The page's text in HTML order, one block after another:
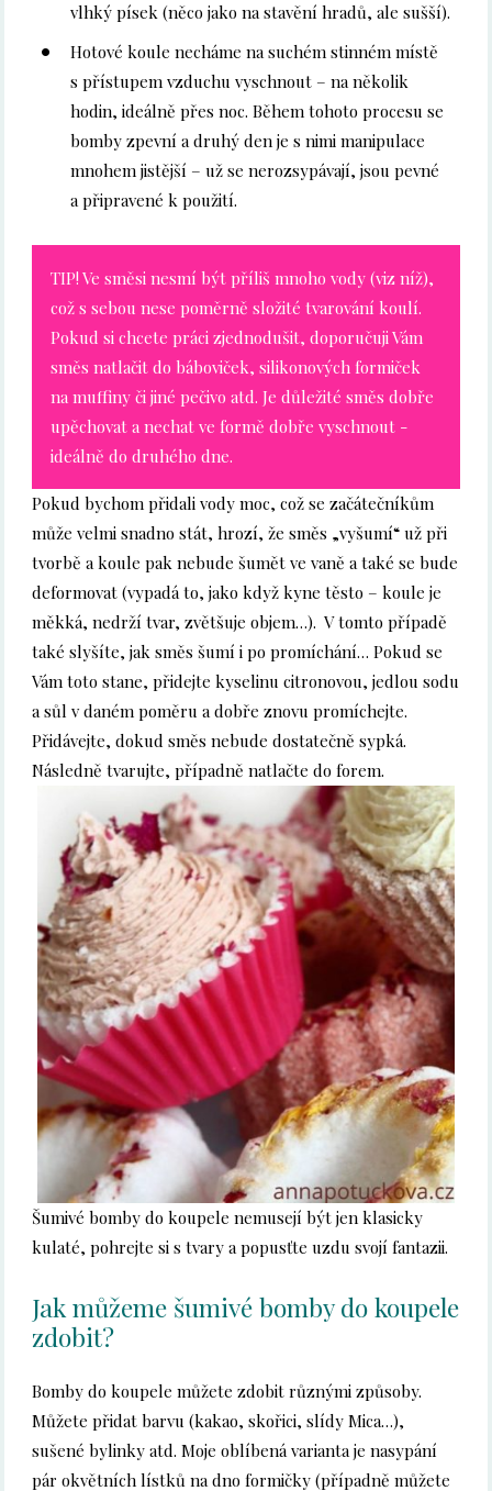
vlhký písek (něco jako na stavění hradů, ale sušší).
Hotové koule necháme na suchém stinném místě
s přístupem vzduchu vyschnout – na několik
hodin, ideálně přes noc. Během tohoto procesu se
bomby zpevní a druhý den je s nimi manipulace
mnohem jistější – už se nerozsypávají, jsou pevné
a připravené k použití.
TIP! Ve směsi nesmí být příliš mnoho vody (viz níž),
což s sebou nese poměrně složité tvarování koulí.
Pokud si chcete práci zjednodušit, doporučuji Vám
směs natlačit do báboviček, silikonových formiček
na muffiny či jiné pečivo atd. Je důležité směs dobře
upěchovat a nechat ve formě dobře vyschnout -
ideálně do druhého dne.
Pokud bychom přidali vody moc, což se začátečníkům
může velmi snadno stát, hrozí, že směs „vyšumí“ už při
tvorbě a koule pak nebude šumět ve vaně a také se bude
deformovat (vypadá to, jako když kyne těsto – koule je
měkká, nedrží tvar, zvětšuje objem…). V tomto případě
také slyšíte, jak směs šumí i po promíchání… Pokud se
Vám toto stane, přidejte kyselinu citronovou, jedlou sodu
a sůl v daném poměru a dobře znovu promíchejte.
Přidávejte, dokud směs nebude dostatečně sypká.
Následně tvarujte, případně natlačte do forem.
Šumivé bomby do koupele nemusejí být jen klasicky
kulaté, pohrejte si s tvary a popusťte uzdu svojí fantazii.
Jak můžeme šumivé bomby do koupele
zdobit?
Bomby do koupele můžete zdobit různými způsoby.
Můžete přidat barvu (kakao, skořici, slídy Mica…),
sušené bylinky atd. Moje oblíbená varianta je nasypání
pár okvětních lístků na dno formičky (případně můžete